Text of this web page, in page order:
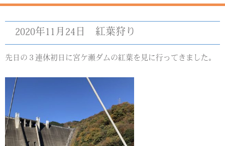
2020年11月24日 紅葉狩り
先日の３連休初日に宮ケ瀬ダムの紅葉を見に行ってきました。